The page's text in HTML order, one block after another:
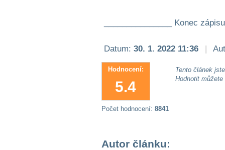
_______________ Konec
Datum: 30. 1. 2022 11:36 |
Hodnocení:
5.4
Tento článek
Hodnotit
Počet hodnocení: 8841
Autor článku: